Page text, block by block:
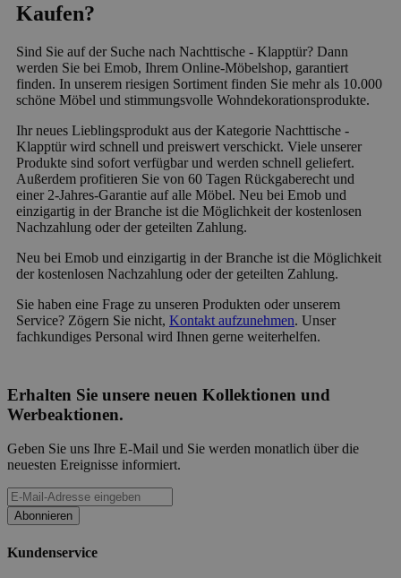
Kaufen?
Sind Sie auf der Suche nach Nachttische - Klapptür? Dann
werden Sie bei Emob, Ihrem Online-Möbelshop, garantiert
finden. In unserem riesigen Sortiment finden Sie mehr als 10.000
schöne Möbel und stimmungsvolle Wohndekorationsprodukte.
Ihr neues Lieblingsprodukt aus der Kategorie Nachttische -
Klapptür wird schnell und preiswert verschickt. Viele unserer
Produkte sind sofort verfügbar und werden schnell geliefert.
Außerdem profitieren Sie von 60 Tagen Rückgaberecht und
einer 2-Jahres-Garantie auf alle Möbel. Neu bei Emob und
einzigartig in der Branche ist die Möglichkeit der kostenlosen
Nachzahlung oder der geteilten Zahlung.
Neu bei Emob und einzigartig in der Branche ist die Möglichkeit
der kostenlosen Nachzahlung oder der geteilten Zahlung.
Sie haben eine Frage zu unseren Produkten oder unserem
Service? Zögern Sie nicht, Kontakt aufzunehmen. Unser
fachkundiges Personal wird Ihnen gerne weiterhelfen.
Erhalten Sie unsere neuen Kollektionen und
Werbeaktionen.
Geben Sie uns Ihre E-Mail und Sie werden monatlich über die
neuesten Ereignisse informiert.
Abonnieren
Kundenservice